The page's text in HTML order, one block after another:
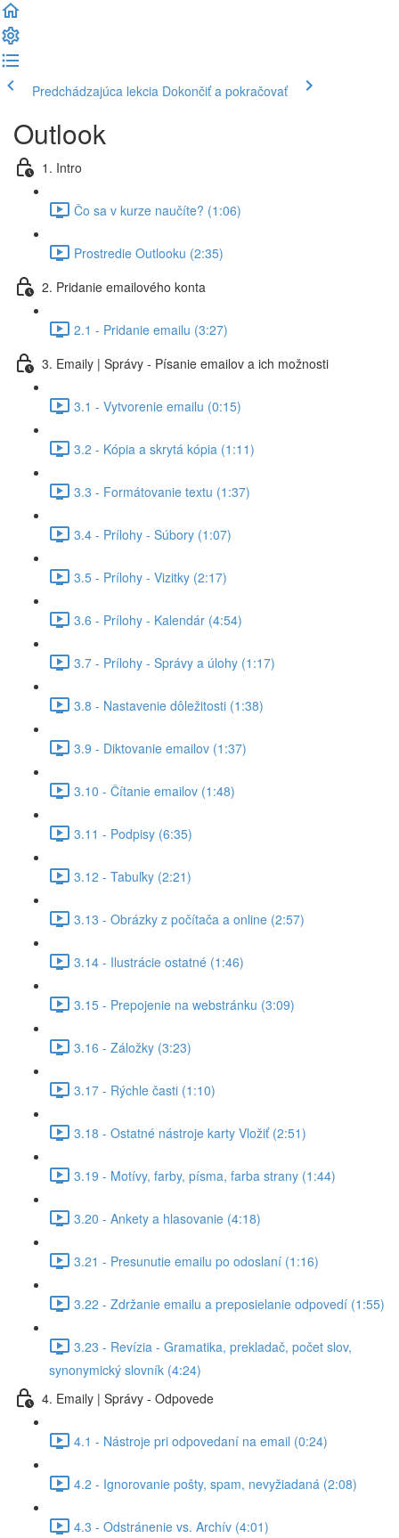
Predchádzajúca lekcia Dokončiť a pokračovať
Outlook
1. Intro
Čo sa v kurze naučíte? (1:06)
Prostredie Outlooku (2:35)
2. Pridanie emailového konta
2.1 - Pridanie emailu (3:27)
3. Emaily | Správy - Písanie emailov a ich možnosti
3.1 - Vytvorenie emailu (0:15)
3.2 - Kópia a skrytá kópia (1:11)
3.3 - Formátovanie textu (1:37)
3.4 - Prílohy - Súbory (1:07)
3.5 - Prílohy - Vizitky (2:17)
3.6 - Prílohy - Kalendár (4:54)
3.7 - Prílohy - Správy a úlohy (1:17)
3.8 - Nastavenie dôležitosti (1:38)
3.9 - Diktovanie emailov (1:37)
3.10 - Čítanie emailov (1:48)
3.11 - Podpisy (6:35)
3.12 - Tabuľky (2:21)
3.13 - Obrázky z počítača a online (2:57)
3.14 - Ilustrácie ostatné (1:46)
3.15 - Prepojenie na webstránku (3:09)
3.16 - Záložky (3:23)
3.17 - Rýchle časti (1:10)
3.18 - Ostatné nástroje karty Vložiť (2:51)
3.19 - Motívy, farby, písma, farba strany (1:44)
3.20 - Ankety a hlasovanie (4:18)
3.21 - Presunutie emailu po odoslaní (1:16)
3.22 - Zdržanie emailu a preposielanie odpovedí (1:55)
3.23 - Revízia - Gramatika, prekladač, počet slov,
synonymický slovník (4:24)
4. Emaily | Správy - Odpovede
4.1 - Nástroje pri odpovedaní na email (0:24)
4.2 - Ignorovanie pošty, spam, nevyžiadaná (2:08)
4.3 - Odstránenie vs. Archív (4:01)